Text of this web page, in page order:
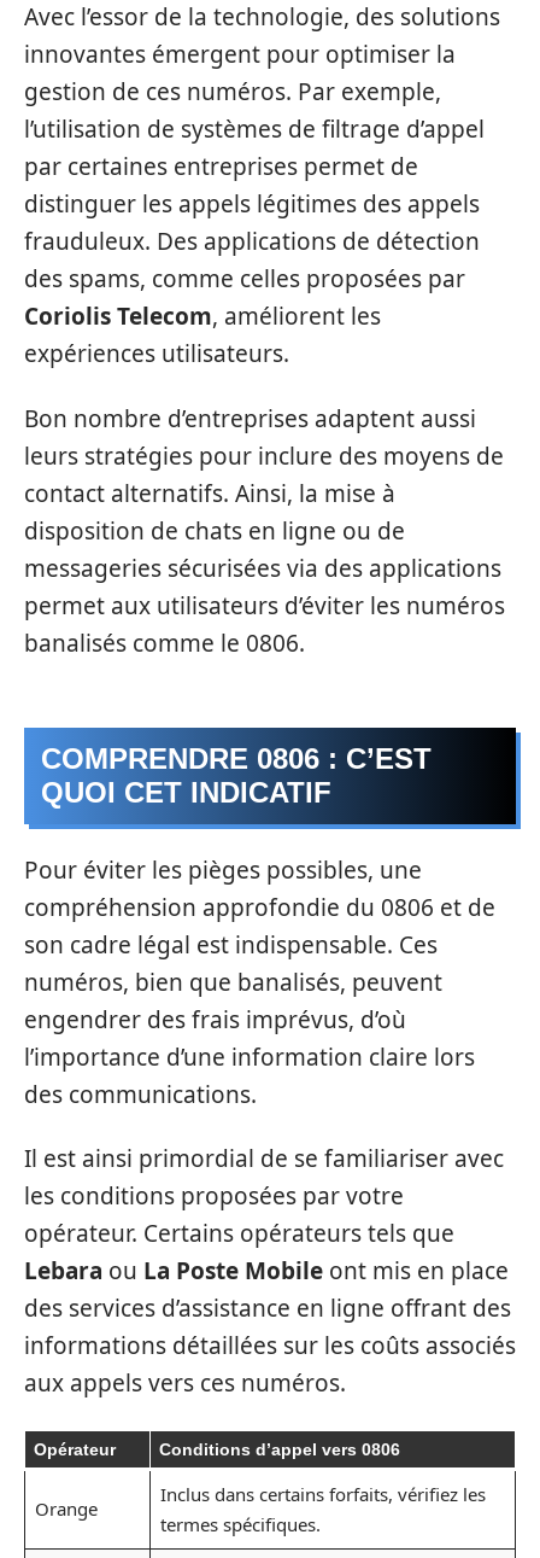
Avec l’essor de la technologie, des solutions
innovantes émergent pour optimiser la
gestion de ces numéros. Par exemple,
l’utilisation de systèmes de filtrage d’appel
par certaines entreprises permet de
distinguer les appels légitimes des appels
frauduleux. Des applications de détection
des spams, comme celles proposées par
Coriolis Telecom, améliorent les
expériences utilisateurs.
Bon nombre d’entreprises adaptent aussi
leurs stratégies pour inclure des moyens de
contact alternatifs. Ainsi, la mise à
disposition de chats en ligne ou de
messageries sécurisées via des applications
permet aux utilisateurs d’éviter les numéros
banalisés comme le 0806.
COMPRENDRE 0806 : C’EST
QUOI CET INDICATIF
Pour éviter les pièges possibles, une
compréhension approfondie du 0806 et de
son cadre légal est indispensable. Ces
numéros, bien que banalisés, peuvent
engendrer des frais imprévus, d’où
l’importance d’une information claire lors
des communications.
Il est ainsi primordial de se familiariser avec
les conditions proposées par votre
opérateur. Certains opérateurs tels que
Lebara ou La Poste Mobile ont mis en place
des services d’assistance en ligne offrant des
informations détaillées sur les coûts associés
aux appels vers ces numéros.
Opérateur Conditions d’appel vers 0806
Orange
Inclus dans certains forfaits, vérifiez les
termes spécifiques.